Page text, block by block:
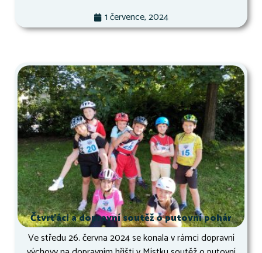
1 července, 2024
Čtvrťáci a dopravní soutěž o putovní pohár
Ve středu 26. června 2024 se konala v rámci dopravní